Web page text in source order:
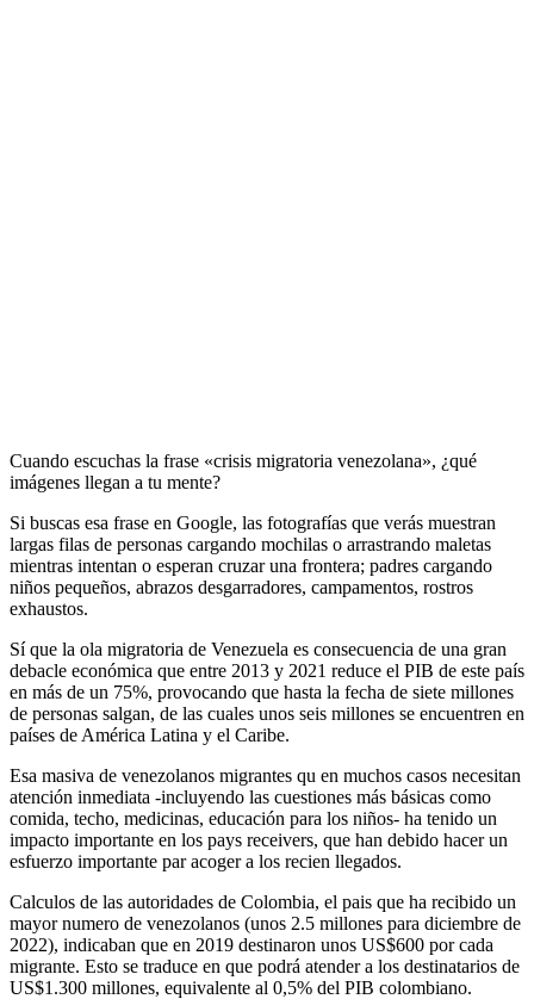
Cuando escuchas la frase «crisis migratoria venezolana», ¿qué
imágenes llegan a tu mente?
Si buscas esa frase en Google, las fotografías que verás muestran
largas filas de personas cargando mochilas o arrastrando maletas
mientras intentan o esperan cruzar una frontera; padres cargando
niños pequeños, abrazos desgarradores, campamentos, rostros
exhaustos.
Sí que la ola migratoria de Venezuela es consecuencia de una gran
debacle económica que entre 2013 y 2021 reduce el PIB de este país
en más de un 75%, provocando que hasta la fecha de siete millones
de personas salgan, de las cuales unos seis millones se encuentren en
países de América Latina y el Caribe.
Esa masiva de venezolanos migrantes qu en muchos casos necesitan
atención inmediata -incluyendo las cuestiones más básicas como
comida, techo, medicinas, educación para los niños- ha tenido un
impacto importante en los pays receivers, que han debido hacer un
esfuerzo importante par acoger a los recien llegados.
Calculos de las autoridades de Colombia, el pais que ha recibido un
mayor numero de venezolanos (unos 2.5 millones para diciembre de
2022), indicaban que en 2019 destinaron unos US$600 por cada
migrante. Esto se traduce en que podrá atender a los destinatarios de
US$1.300 millones, equivalente al 0,5% del PIB colombiano.